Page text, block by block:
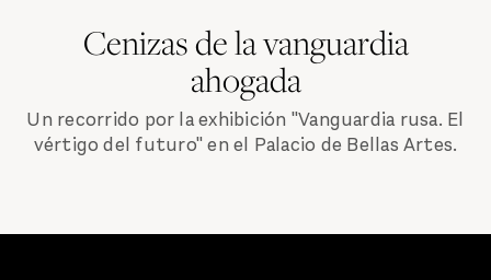
Cenizas de la vanguardia
ahogada
Un recorrido por la exhibición "Vanguardia rusa. El
vértigo del futuro" en el Palacio de Bellas Artes.